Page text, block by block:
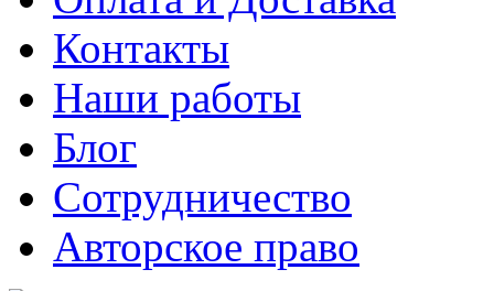
Контакты
Наши работы
Блог
Сотрудничество
Авторское право